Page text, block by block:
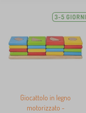
3-5 GIORNI
Giocattolo in legno
motorizzato -